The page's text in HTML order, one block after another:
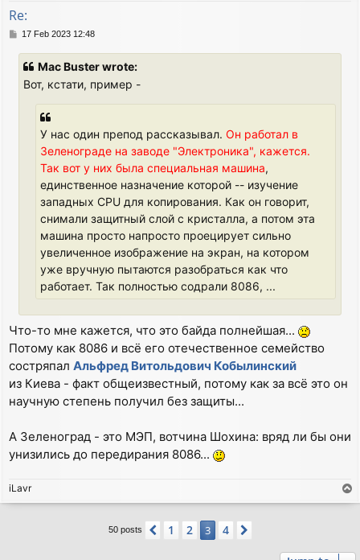
Re:
P17 Feb 2023 12:48
Mac Buster wrote:
Вот, кстати, пример -
У нас один препод рассказывал. Он работал в
Зеленограде на заводе "Электроника", кажется.
Так вот у них была специальная машина,
единственное назначение которой -- изучение
западных CPU для копирования. Как он говорит,
снимали защитный слой с кристалла, а потом эта
машина просто напросто проецирует сильно
увеличенное изображение на экран, на котором
уже вручную пытаются разобраться как что
работает. Так полностью содрали 8086, ...
Что-то мне кажется, что это байда полнейшая...
Потому как 8086 и всё его отечественное семейство
состряпал Альфред Витольдович Кобылинский
из Киева - факт общеизвестный, потому как за всё это он
научную степень получил без защиты...
А Зеленоград - это МЭП, вотчина Шохина: вряд ли бы они
унизились до передирания 8086...
iLavr
o
50 posts Previous
1 2 3 4